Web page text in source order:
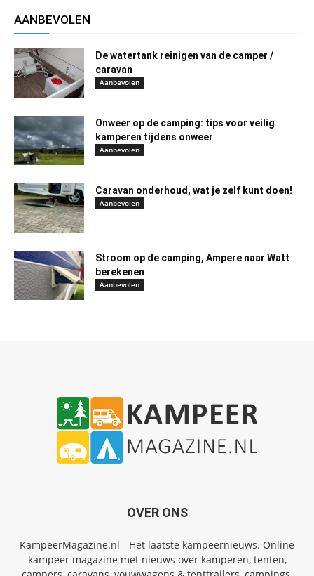
AANBEVOLEN
De watertank reinigen van de camper /
caravan
Aanbevolen
Onweer op de camping: tips voor veilig
kamperen tijdens onweer
Aanbevolen
Caravan onderhoud, wat je zelf kunt doen!
Aanbevolen
Stroom op de camping, Ampere naar Watt
berekenen
Aanbevolen
OVER ONS
KampeerMagazine.nl - Het laatste kampeernieuws. Online
kampeer magazine met nieuws over kamperen, tenten,